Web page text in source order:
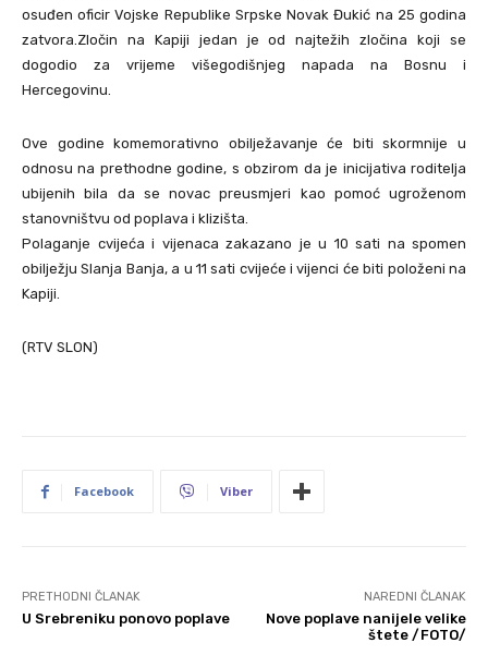
osuđen oficir Vojske Republike Srpske Novak Đukić na 25 godina
zatvora.Zločin na Kapiji jedan je od najtežih zločina koji se
dogodio za vrijeme višegodišnjeg napada na Bosnu i
Hercegovinu.
Ove godine komemorativno obilježavanje će biti skormnije u
odnosu na prethodne godine, s obzirom da je inicijativa roditelja
ubijenih bila da se novac preusmjeri kao pomoć ugroženom
stanovništvu od poplava i klizišta.
Polaganje cvijeća i vijenaca zakazano je u 10 sati na spomen
obilježju Slanja Banja, a u 11 sati cvijeće i vijenci će biti položeni na
Kapiji.
(RTV SLON)
Facebook Viber
PRETHODNI ČLANAK
U Srebreniku ponovo poplave
NAREDNI ČLANAK
Nove poplave nanijele velike
štete /FOTO/